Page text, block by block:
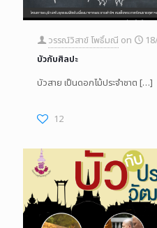
วรรณ์วิสาข์ โพธิ์มณี on
บัวกับศิลปะ
บัวสาย เป็นดอกไม้ประจําชาต […]
12